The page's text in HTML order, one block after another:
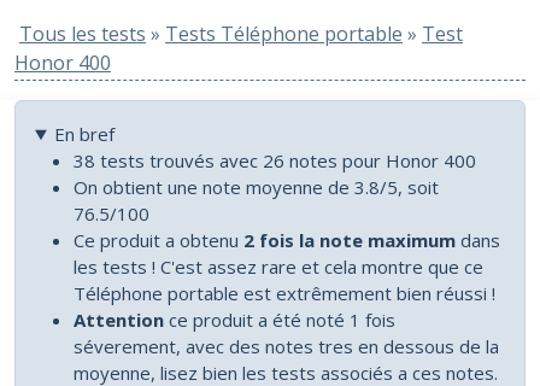
Tous les tests » Tests Téléphone portable » Test
Honor 400
En bref
38 tests trouvés avec 26 notes pour Honor 400
On obtient une note moyenne de 3.8/5, soit
76.5/100
Ce produit a obtenu 2 fois la note maximum dans
les tests ! C'est assez rare et cela montre que ce
Téléphone portable est extrêmement bien réussi !
Attention ce produit a été noté 1 fois
séverement, avec des notes tres en dessous de la
moyenne, lisez bien les tests associés a ces notes.